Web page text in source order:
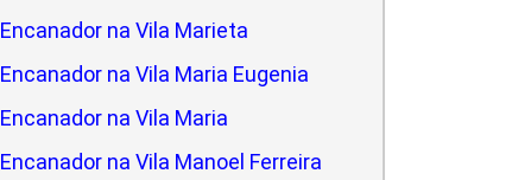
Encanador na Vila Marieta
Encanador na Vila Maria Eugenia
Encanador na Vila Maria
Encanador na Vila Manoel Ferreira